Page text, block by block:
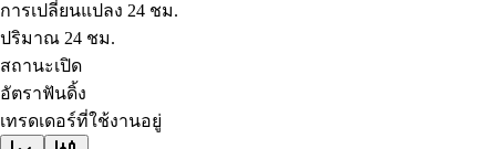
การเปลี่ยนแปลง 24 ชม.
ปริมาณ 24 ชม.
สถานะเปิด
อัตราฟันดิ้ง
เทรดเดอร์ที่ใช้งานอยู่